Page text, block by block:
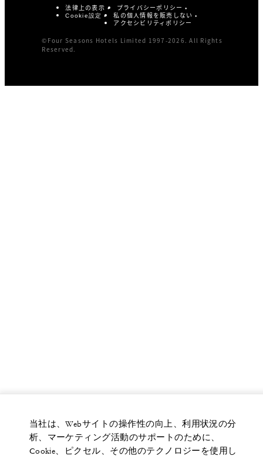
法律上の表示 プライバシーポリシー
Cookie設定
私の個人情報を販売しない
アクセシビリティポリシー
©Four Seasons Hotels Limited 1997-2026. All Rights
Reserved.
当社は、Webサイトの操作性の向上、利用状況の分
析、マーケティング活動のサポートのために、
Cookie、ピクセル、その他のテクノロジーを使用し